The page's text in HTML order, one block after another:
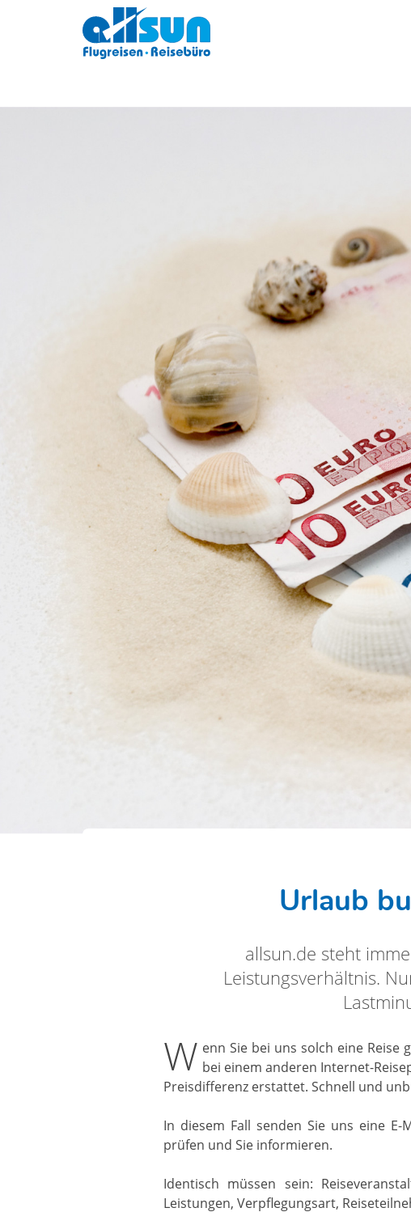
Urlaub
allsun.de steht
Leistungsverhältnis.
W enn Sie bei uns solch eine Reise
bei einem anderen Internet-
Preisdifferenz erstattet. Schnell und
In diesem Fall senden Sie uns eine E-
prüfen und Sie informieren.
Identisch müssen sein:
Leistungen, Verpflegungsart,